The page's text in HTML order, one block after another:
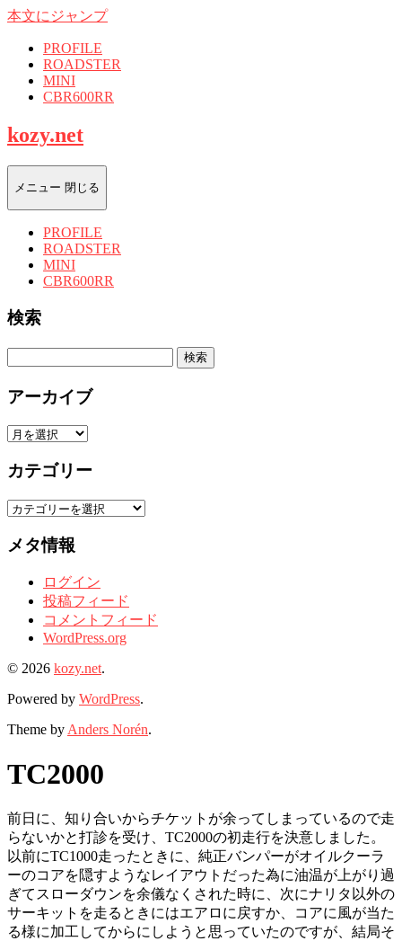
本文にジャンプ
PROFILE
ROADSTER
MINI
CBR600RR
kozy.net
メニュー 閉じる
PROFILE
ROADSTER
MINI
CBR600RR
検索
アーカイブ
ア
カ
ブ
カテゴリー
カ
ゴ
メタ情報
ログイン
投稿フィード
コメントフィード
WordPress.org
© 2026 kozy.net.
Powered by WordPress.
Theme by Anders Norén.
TC2000
前日に、知り合いからチケットが余ってしまっているので走
らないかと打診を受け、TC2000の初走行を決意しました。
以前にTC1000走ったときに、純正バンパーがオイルクーラ
ーのコアを隠すようなレイアウトだった為に油温が上がり過
ぎてスローダウンを余儀なくされた時に、次にナリタ以外の
サーキットを走るときにはエアロに戻すか、コアに風が当た
る様に加工してからにしようと思っていたのですが、結局そ